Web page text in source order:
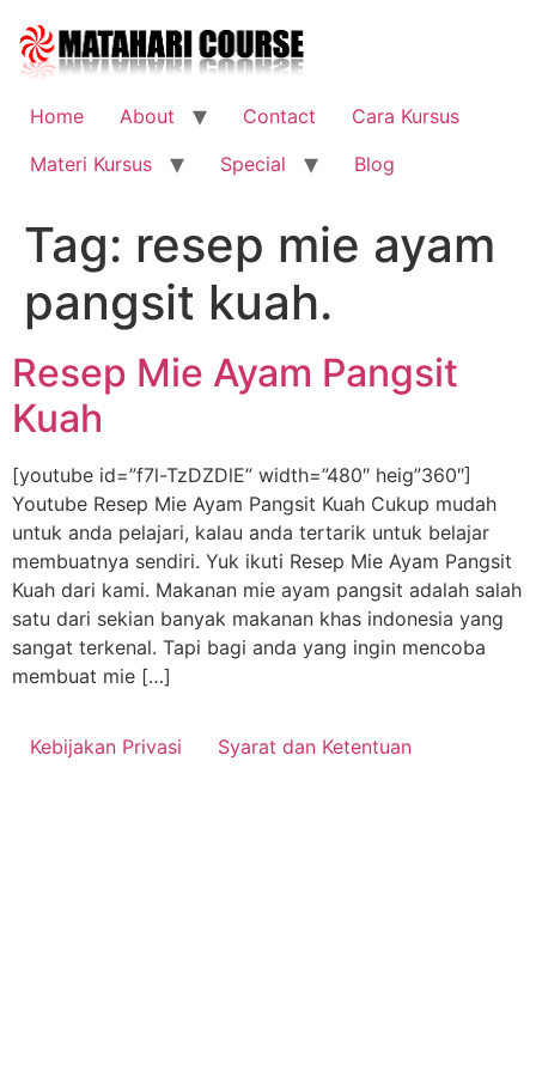
content
Home
About Contact
Cara Kursus
Materi Kursus
Special Blog
Tag: resep mie ayam
pangsit kuah.
Resep Mie Ayam Pangsit
Kuah
[youtube id=”f7l-TzDZDlE” width=”480″ heig”360″]
Youtube Resep Mie Ayam Pangsit Kuah Cukup mudah
untuk anda pelajari, kalau anda tertarik untuk belajar
membuatnya sendiri. Yuk ikuti Resep Mie Ayam Pangsit
Kuah dari kami. Makanan mie ayam pangsit adalah salah
satu dari sekian banyak makanan khas indonesia yang
sangat terkenal. Tapi bagi anda yang ingin mencoba
membuat mie […]
Kebijakan Privasi Syarat dan Ketentuan